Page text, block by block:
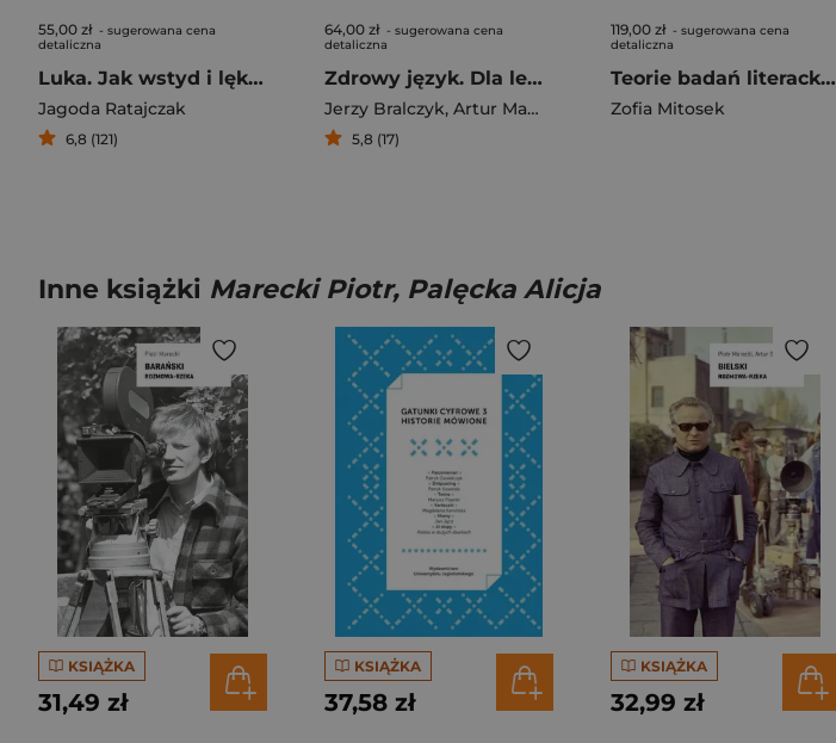
55,00 zł - sugerowana cena
detaliczna
Luka. Jak wstyd i lęk dziurawią nam język
Jagoda Ratajczak
6,8 (121)
64,00 zł - sugerowana cena
detaliczna
Zdrowy język. Dla lekarza, dla pacjenta
Jerzy Bralczyk, Artur Mamcarz
5,8 (17)
119,00 zł - sugerowana cena
detaliczna
Teorie badań literackich
Zofia Mitosek
Inne książki Marecki Piotr, Palęcka Alicja
KSIĄŻKA
31,49 zł
KSIĄŻKA
37,58 zł
KSIĄŻKA
32,99 zł